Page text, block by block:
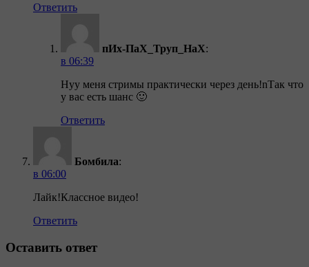
Ответить
пИх-ПаХ_Труп_НаХ:
в 06:39
Нуу меня стримы практически через день!nТак что
у вас есть шанс 🙂
Ответить
Бомбила:
в 06:00
Лайк!Классное видео!
Ответить
Оставить ответ